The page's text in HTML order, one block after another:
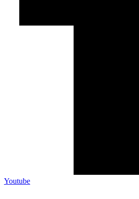
Youtube